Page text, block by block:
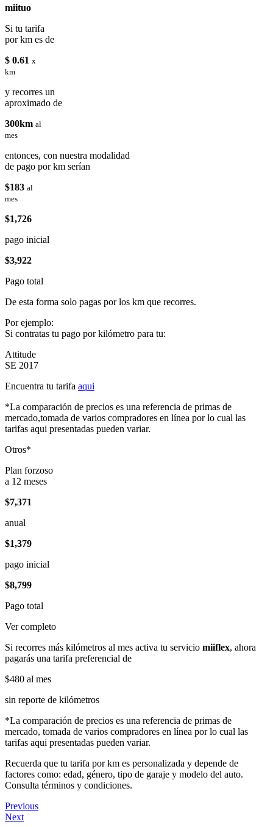
miituo
Si tu tarifa
por km es de
$ 0.61 x
km
y recorres un
aproximado de
300km al
mes
entonces, con nuestra modalidad
de pago por km serían
$183 al
mes
$1,726
pago inicial
$3,922
Pago total
De esta forma solo pagas por los km que recorres.
Por ejemplo:
Si contratas tu pago por kilómetro para tu:
Attitude
SE 2017
Encuentra tu tarifa aqui
*La comparación de precios es una referencia de primas de
mercado,tomada de varios compradores en línea por lo cual las
tarifas aqui presentadas pueden variar.
Otros*
Plan forzoso
a 12 meses
$7,371
anual
$1,379
pago inicial
$8,799
Pago total
Ver completo
Si recorres más kilómetros al mes activa tu servicio miiflex, ahora
pagarás una tarifa preferencial de
$480 al mes
sin reporte de kilómetros
*La comparación de precios es una referencia de primas de
mercado, tomada de varios compradores en línea por lo cual las
tarifas aqui presentadas pueden variar.
Recuerda que tu tarifa por km es personalizada y depende de
factores como: edad, género, tipo de garaje y modelo del auto.
Consulta términos y condiciones.
Previous
Next